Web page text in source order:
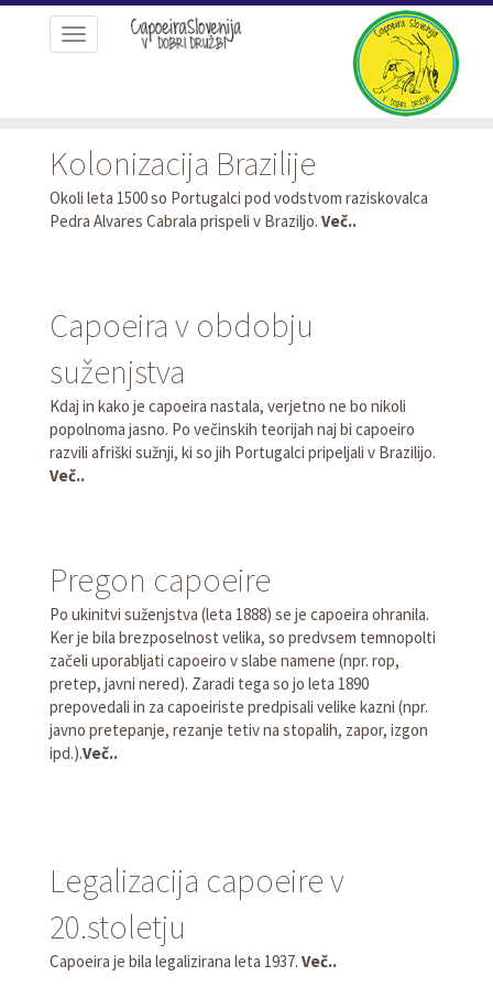
Toggle
navigation
Kolonizacija Brazilije
Okoli leta 1500 so Portugalci pod vodstvom raziskovalca
Pedra Alvares Cabrala prispeli v Braziljo. Več..
Capoeira v obdobju
suženjstva
Kdaj in kako je capoeira nastala, verjetno ne bo nikoli
popolnoma jasno. Po večinskih teorijah naj bi capoeiro
razvili afriški sužnji, ki so jih Portugalci pripeljali v Brazilijo.
Več..
Pregon capoeire
Po ukinitvi suženjstva (leta 1888) se je capoeira ohranila.
Ker je bila brezposelnost velika, so predvsem temnopolti
začeli uporabljati capoeiro v slabe namene (npr. rop,
pretep, javni nered). Zaradi tega so jo leta 1890
prepovedali in za capoeiriste predpisali velike kazni (npr.
javno pretepanje, rezanje tetiv na stopalih, zapor, izgon
ipd.).Več..
Legalizacija capoeire v
20.stoletju
Capoeira je bila legalizirana leta 1937. Več..